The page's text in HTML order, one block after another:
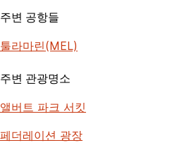
주변 공항들
툴라마린(MEL)
주변 관광명소
앨버트 파크 서킷
페더레이션 광장